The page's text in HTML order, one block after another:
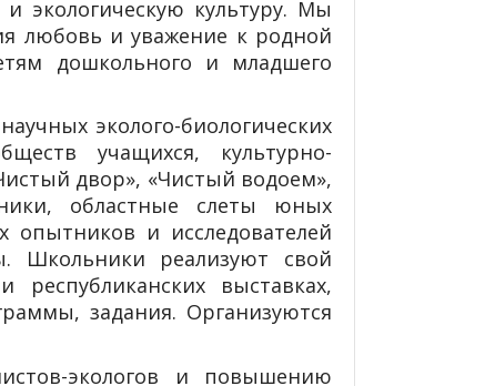
экологическую культуру. Мы
любовь и уважение к родной
дошкольного и младшего
эколого-биологических
учащихся, культурно-
двор», «Чистый водоем»,
областные слеты юных
опытников и исследователей
Школьники реализуют свой
выставках,
задания. Организуются
экологов и повышению